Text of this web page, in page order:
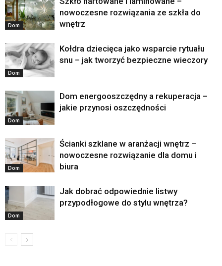
Dom
nowoczesne rozwiązania ze szkła do
wnętrz
Dom
Kołdra dziecięca jako wsparcie rytuału
snu – jak tworzyć bezpieczne wieczory
Dom
Dom energooszczędny a rekuperacja –
jakie przynosi oszczędności
Dom
Ścianki szklane w aranżacji wnętrz –
nowoczesne rozwiązanie dla domu i
biura
Dom
Jak dobrać odpowiednie listwy
przypodłogowe do stylu wnętrza?